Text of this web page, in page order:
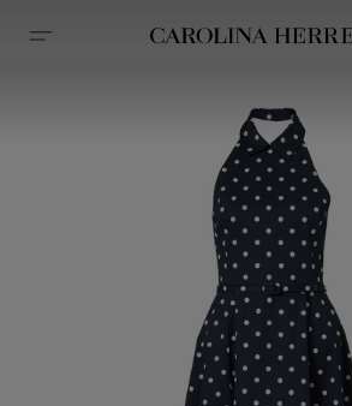
Avis d'accessibilité (lien)